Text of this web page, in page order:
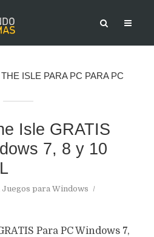
ISLE PARA PC PARA PC
Isle GRATIS
7, 8 y 10
Juegos para Windows
Para PC Windows 7,